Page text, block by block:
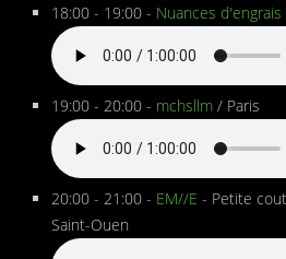
18:00 - 19:00 - Nuances d'engrais
19:00 - 20:00 - mchsllm / Paris
20:00 - 21:00 - EM//E - Petite
Saint-Ouen